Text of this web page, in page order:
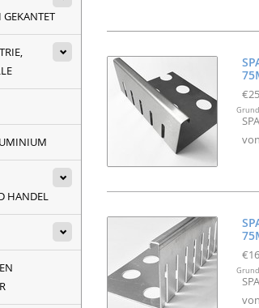
GEKANTET
HANDEL